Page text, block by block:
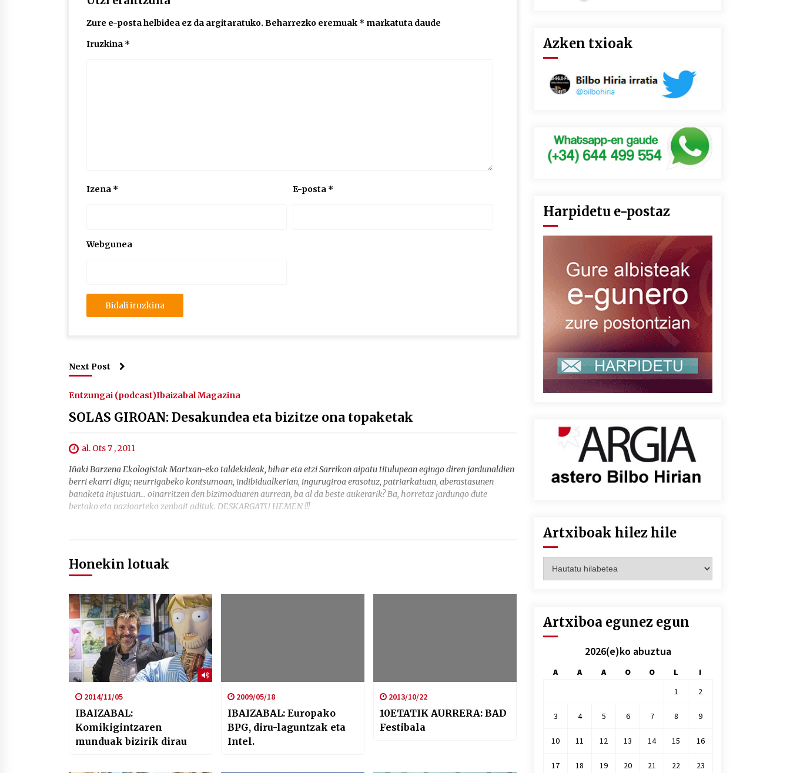
Zure e-posta helbidea ez da argitaratuko. Beharrezko eremuak * markatuta daude
Iruzkina *
Izena * E-posta *
Webgunea
Next Post
Entzungai (podcast)Ibaizabal Magazina
SOLAS GIROAN: Desakundea eta bizitze ona topaketak
al. Ots 7 , 2011
Iñaki Barzena Ekologistak Martxan-eko taldekideak, bihar eta etzi Sarrikon aipatu titulupean egingo diren jardunaldien
berri ekarri digu; neurrigabeko kontsumoan, indibidualkerian, ingurugiroa erasotuz, patriarkatuan, aberastasunen
banaketa injustuan… oinarritzen den bizimoduaren aurrean, ba al da beste aukerarik? Ba, horretaz jardungo dute
bertako eta nazioarteko zenbait adituk. DESKARGATU HEMEN !!!
Honekin lotuak
2014/11/05
IBAIZABAL:
Komikigintzaren
munduak bizirik dirau
2009/05/18
IBAIZABAL: Europako
BPG, diru-laguntzak eta
Intel.
2013/10/22
10ETATIK AURRERA: BAD
Festibala
Azken txioak
Harpidetu e-postaz
Artxiboak hilez hile
hilez
Artxiboa egunez egun
2026(e)ko abuztua
A A A O O L
I
1
2
3 4 5 6 7 8 9
10 11 12 13 14 15 16
17 18 19 20 21 22 23